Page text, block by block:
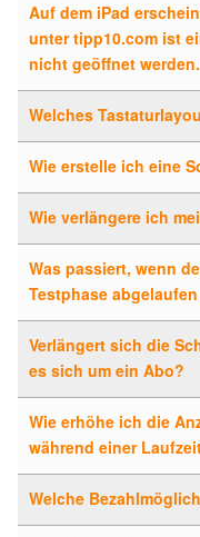
Auf dem iPad
unter tipp10.com ist
nicht geöffnet
Welches
Wie erstelle ich eine
Wie verlängere ich
Was passiert, wenn
Testphase
Verlängert sich die
es sich um ein Abo?
Wie erhöhe ich die
während einer
Welche